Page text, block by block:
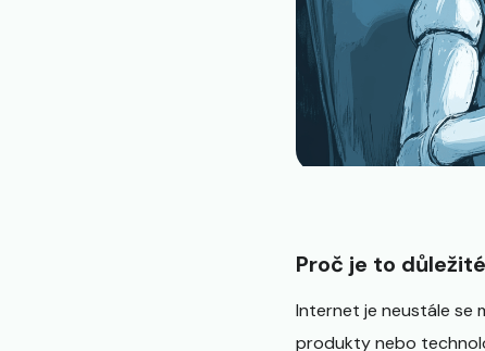
Proč je to
Internet je neustále se
produkty nebo